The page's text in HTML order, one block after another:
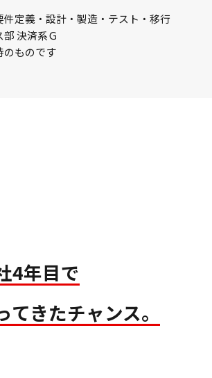
定義・設計・製造・テスト・移行
決済系Ｇ
ものです
4年目で
てきたチャンス。